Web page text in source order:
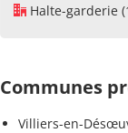
Halte-garderie
Communes
Villiers-en-